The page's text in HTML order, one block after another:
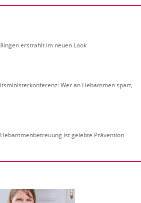
er­strahlt im neuen Look
Wer an Heb­am­men spart,
ist ge­leb­te Prä­ven­ti­on